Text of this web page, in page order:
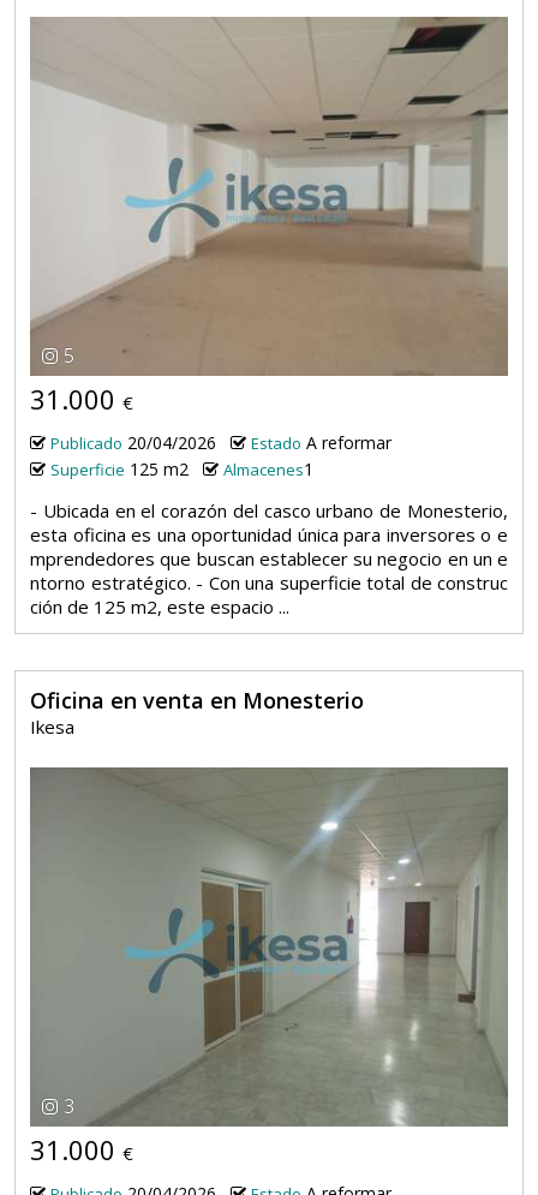
5
31.000 €
Publicado 20/04/2026 Estado A reformar
Superficie 125 m2 Almacenes1
- Ubicada en el corazón del casco urbano de Monesterio,
esta oficina es una oportunidad única para inversores o e
mprendedores que buscan establecer su negocio en un e
ntorno estratégico. - Con una superficie total de construc
ción de 125 m2, este espacio ...
Oficina en venta en Monesterio
Ikesa
3
31.000 €